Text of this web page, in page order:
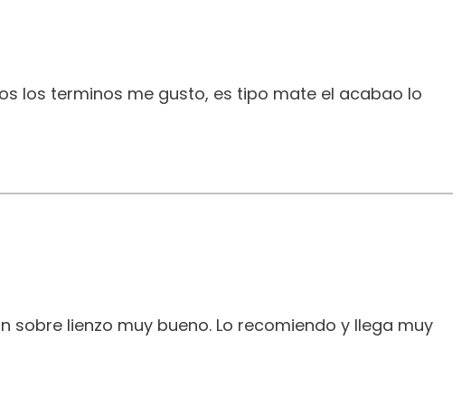
los terminos me gusto, es tipo mate el acabao lo
lienzo muy bueno. Lo recomiendo y llega muy